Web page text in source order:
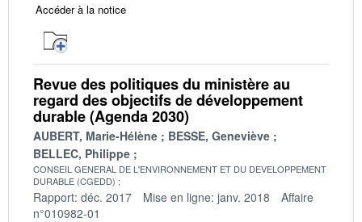
Accéder à la notice
Revue des politiques du ministère au
regard des objectifs de développement
durable (Agenda 2030)
AUBERT, Marie-Hélène
BESSE, Geneviève
BELLEC, Philippe
CONSEIL GENERAL DE L'ENVIRONNEMENT ET DU DEVELOPPEMENT
DURABLE (CGEDD)
Rapport: déc. 2017 Mise en ligne: janv. 2018
Affaire
n°010982-01